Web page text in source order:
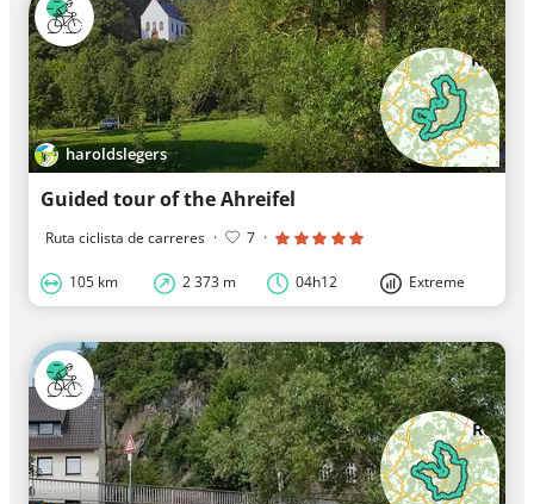
haroldslegers
Guided tour of the Ahreifel
Ruta ciclista de carreres · 7 ·
105 km 2 373 m 04h12 Extreme